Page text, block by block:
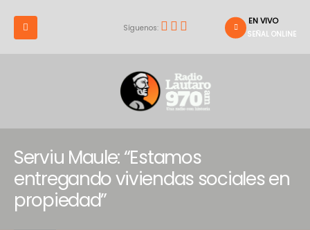
Síguenos:
EN VIVO
SEÑAL ONLINE
Serviu Maule: “Estamos
entregando viviendas sociales en
propiedad”